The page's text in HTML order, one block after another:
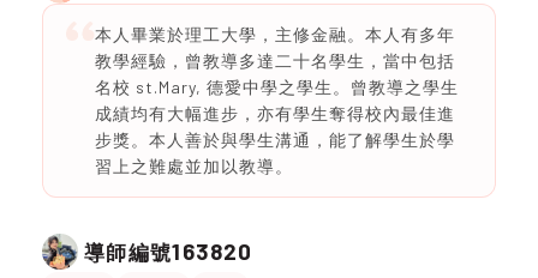
本人畢業於理工大學，主修金融。本人有多年
教學經驗，曾教導多達二十名學生，當中包括
名校 st.Mary, 德愛中學之學生。曾教導之學生
成績均有大幅進步，亦有學生奪得校內最佳進
步獎。本人善於與學生溝通，能了解學生於學
習上之難處並加以教導。
導師編號163820